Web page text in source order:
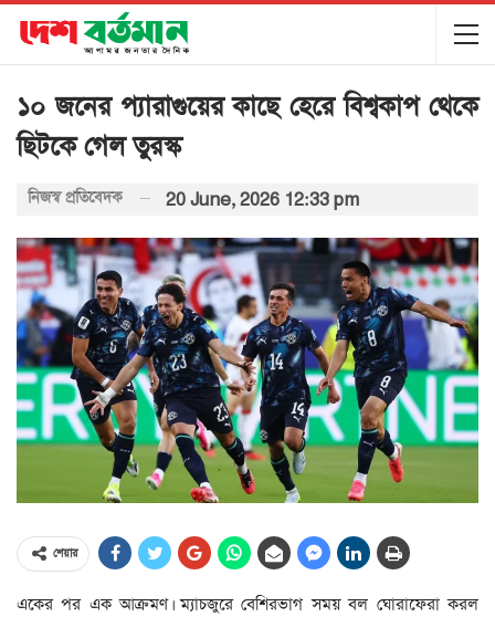
১০ জনের প্যারাগুয়ের কাছে হেরে বিশ্বকাপ থেকে
ছিটকে গেল তুরস্ক
নিজস্ব প্রতিবেদক 20 June, 2026 12:33 pm
শেয়ার
একের পর এক আক্রমণ। ম্যাচজুরে বেশিরভাগ সময় বল ঘোরাফেরা করল